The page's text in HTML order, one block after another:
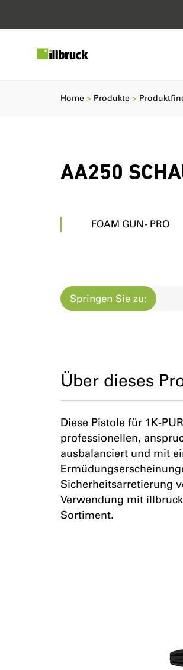
AA250
FOAM GUN - PRO
Home Produkte
Springen Sie zu:
Über dieses
Diese Pistole für 1K-
professionellen,
ausbalanciert und mit
Sicherheitsarretierung
Verwendung mit
Sortiment.